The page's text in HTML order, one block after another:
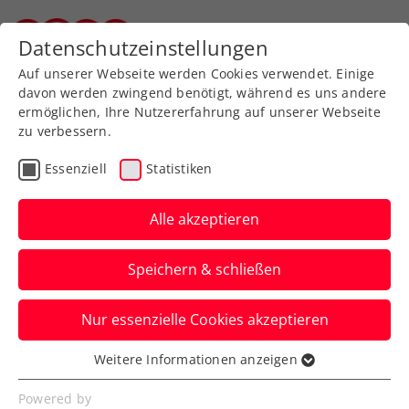
Zurück zur Newsübersicht
Turniere
Finale!
Oberleitner/Schwärzler
begeistern beim Generali
Open Kitzbühel
Das ÖTV-Duo, ein Showman und ein
Shootingstar lassen gespannt auf den
Finaltag des ATP-Turniers blicken.
Datenschutzeinstellungen
Auf unserer Webseite werden Cookies verwendet. Einige
davon werden zwingend benötigt, während es uns andere
ermöglichen, Ihre Nutzererfahrung auf unserer Webseite
zu verbessern.
Essenziell Statistiken
Alle akzeptieren
Speichern & schließen
Nur essenzielle Cookies akzeptieren
Essenziell
Essenzielle Cookies werden für grundlegende
Weitere Informationen anzeigen
Powered by